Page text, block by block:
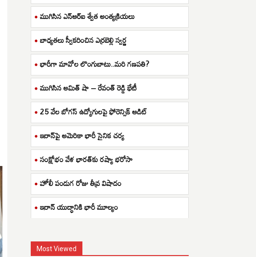
ముగిసిన ఎన్ఆర్ఐ శ్వేత అంత్యక్రియలు
బాధ్యతలు స్వీకరించిన ఎర్రబెల్లి స్వర్ణ
భారీగా మావోల లొంగుబాటు..మరి గణపతి?
ముగిసిన అమిత్ షా – రేవంత్ రెడ్డి భేటీ
25 వేల బోగస్ ఉద్యోగులపై ఫోరెన్సిక్ ఆడిట్
ఇరాన్‌పై అమెరికా భారీ సైనిక చర్య
సంక్షోభం వేళ భారత్‌కు రష్యా భరోసా
హోలీ పండుగ రోజు తీవ్ర విషాదం
ఇరాన్ యుద్ధానికి భారీ మూల్యం
Most Viewed